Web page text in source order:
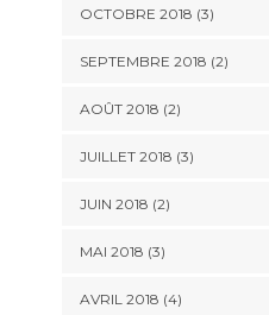
OCTOBRE 2018 (3)
SEPTEMBRE 2018 (2)
AOÛT 2018 (2)
JUILLET 2018 (3)
JUIN 2018 (2)
MAI 2018 (3)
AVRIL 2018 (4)